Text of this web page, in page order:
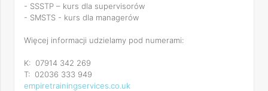
- SSSTP – kurs dla supervisorów
- SMSTS - kurs dla managerów
Więcej informacji udzielamy pod numerami:
K: 07914 342 269
T: 02036 333 949
empiretrainingservices.co.uk